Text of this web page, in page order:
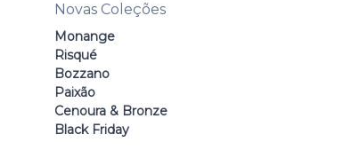
Novas Coleções
Monange
Risqué
Bozzano
Paixão
Cenoura & Bronze
Black Friday